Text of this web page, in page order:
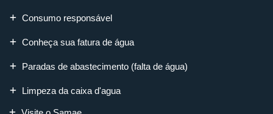
Consumo responsável
Conheça sua fatura de água
Paradas de abastecimento (falta de água)
Limpeza da caixa d'agua